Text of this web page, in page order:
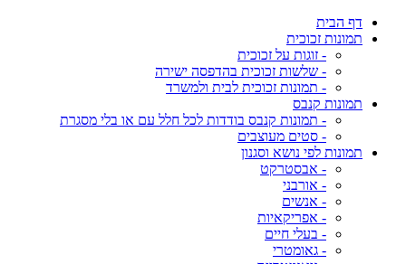
דף הבית
תמונות זכוכית
- זוגות על זכוכית
- שלשות זכוכית בהדפסה ישירה
- תמונות זכוכית לבית ולמשרד
תמונות קנבס
- תמונות קנבס בודדות לכל חלל עם או בלי מסגרת
- סטים מעוצבים
תמונות לפי נושא וסגנון
- אבסטרקט
- אורבני
- אנשים
- אפריקאיות
- בעלי חיים
- גאומטרי